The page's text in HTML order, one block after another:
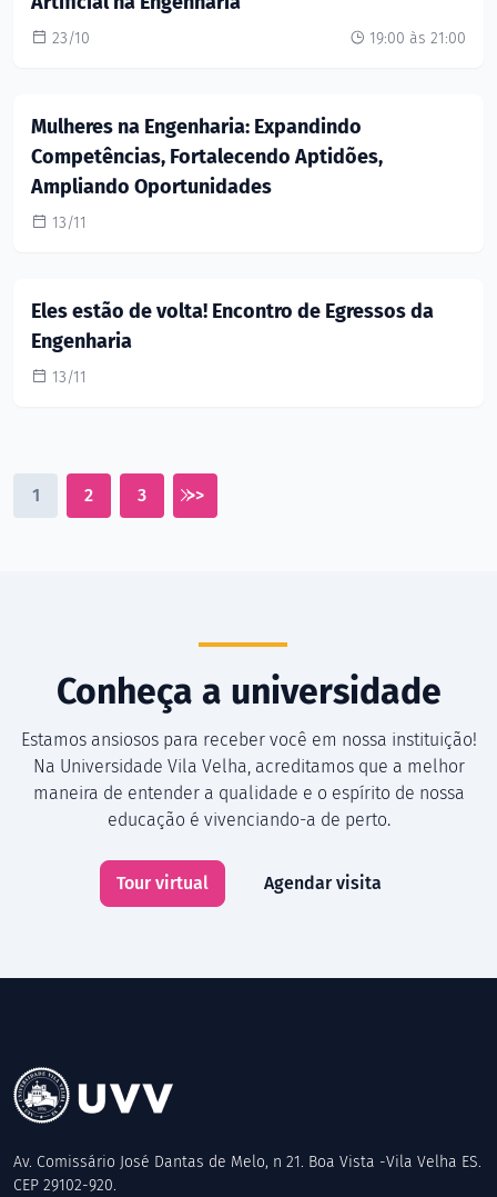
23/10 19:00 às 21:00
Mulheres na Engenharia: Expandindo
Competências, Fortalecendo Aptidões,
Ampliando Oportunidades
13/11
Eles estão de volta! Encontro de Egressos da
Engenharia
13/11
1 2 3 >>
Conheça a universidade
Estamos ansiosos para receber você em nossa instituição!
Na Universidade Vila Velha, acreditamos que a melhor
maneira de entender a qualidade e o espírito de nossa
educação é vivenciando-a de perto.
Tour virtual Agendar visita
Av. Comissário José Dantas de Melo, n 21. Boa Vista -Vila Velha ES.
CEP 29102-920.